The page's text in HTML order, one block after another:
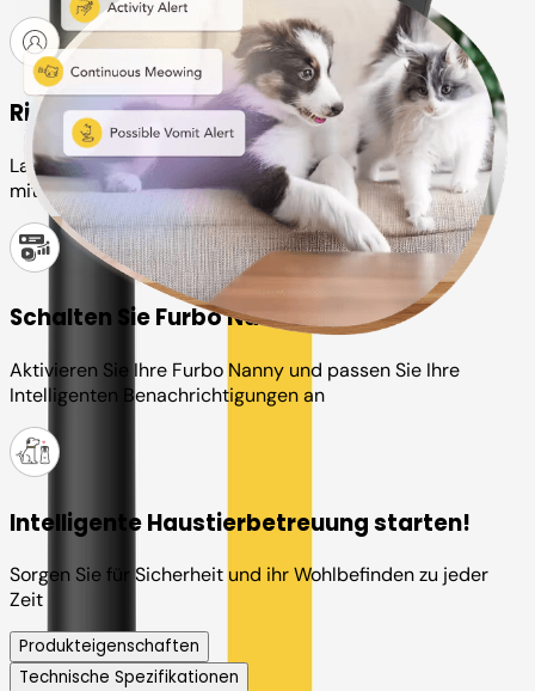
Richten Sie Ihr Furbo-Konto ein
Laden Sie die Furbo App herunter und verbinden Sie sie
mit Ihrer Kamera
Schalten Sie Furbo Nanny ein
Aktivieren Sie Ihre Furbo Nanny und passen Sie Ihre
Intelligenten Benachrichtigungen an
Intelligente Haustierbetreuung starten!
Sorgen Sie für Sicherheit und ihr Wohlbefinden zu jeder
Zeit
Produkteigenschaften
Technische Spezifikationen